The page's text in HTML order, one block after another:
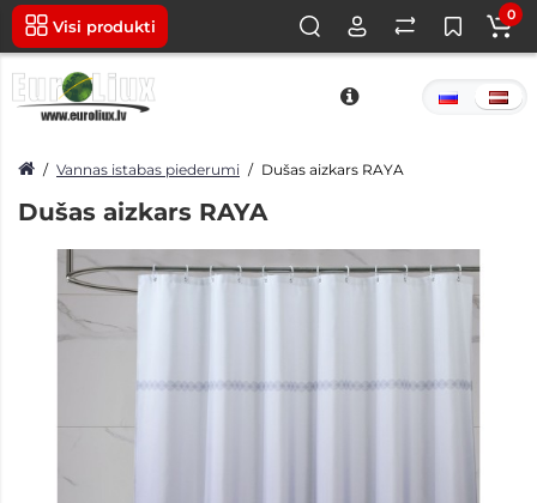
Visi produkti
0
Vannas istabas piederumi Dušas aizkars RAYA
Dušas aizkars RAYA